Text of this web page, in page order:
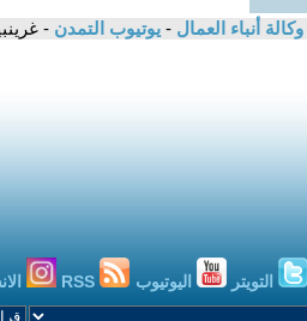
وكالة أنباء العمال - يوتيوب التمدن -
التويتر اليوتيوب